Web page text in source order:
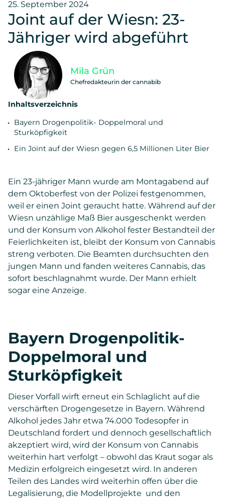
25. September 2024
Joint auf der Wiesn: 23-
Jähriger wird abgeführt
Inhaltsverzeichnis
Bayern Drogenpolitik- Doppelmoral und
Sturköpfigkeit
Ein Joint auf der Wiesn gegen 6,5 Millionen Liter Bier
Mila Grün
Chefredakteurin der cannabib
Ein 23-jähriger Mann wurde am Montagabend auf
dem Oktoberfest von der Polizei festgenommen,
weil er einen Joint geraucht hatte. Während auf der
Wiesn unzählige Maß Bier ausgeschenkt werden
und der Konsum von Alkohol fester Bestandteil der
Feierlichkeiten ist, bleibt der Konsum von Cannabis
streng verboten. Die Beamten durchsuchten den
jungen Mann und fanden weiteres Cannabis, das
sofort beschlagnahmt wurde. Der Mann erhielt
sogar eine Anzeige.
Bayern Drogenpolitik-
Doppelmoral und
Sturköpfigkeit
Dieser Vorfall wirft erneut ein Schlaglicht auf die
verschärften Drogengesetze in Bayern. Während
Alkohol jedes Jahr etwa 74.000 Todesopfer in
Deutschland fordert und dennoch gesellschaftlich
akzeptiert wird, wird der Konsum von Cannabis
weiterhin hart verfolgt – obwohl das Kraut sogar als
Medizin erfolgreich eingesetzt wird. In anderen
Teilen des Landes wird weiterhin offen über die
Legalisierung, die Modellprojekte und den